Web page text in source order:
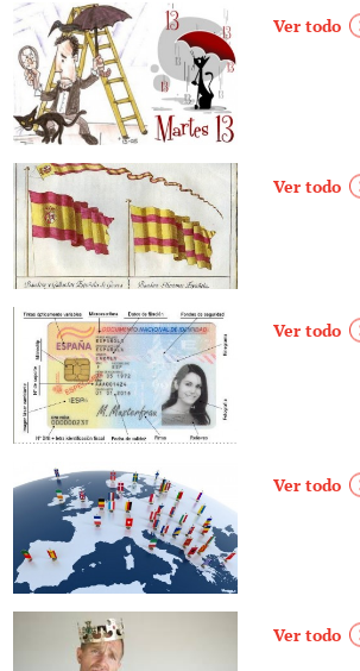
Ver todo
Ver todo
Ver todo
Ver todo
Ver todo